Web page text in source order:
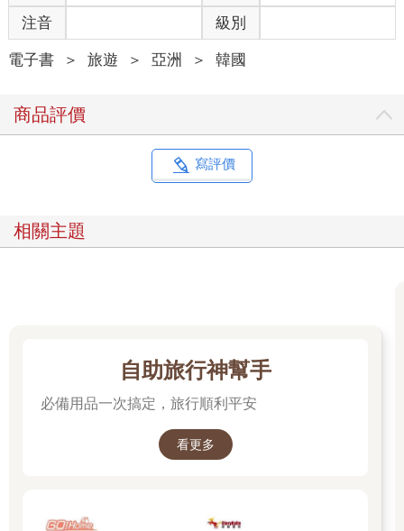
注音 級別
電子書 ＞ 旅遊 ＞ 亞洲 ＞ 韓國
商品評價
寫評價
相關主題
自助旅行神幫手
必備用品一次搞定，旅行順利平安
看更多